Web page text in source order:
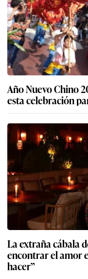
Año Nuevo Chino
esta celebración
La extraña cábala
encontrar el amor
hacer”